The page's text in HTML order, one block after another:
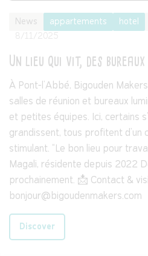
News appartements hotel
Un lieu qui vit, des
À Pont-l’Abbé, Bigouden
salles de réunion et bureaux
et petites équipes. Ici, certains
grandissent, tous profitent d’un
stimulant. “Le bon lieu pour
Magali, résidente depuis 2022
prochainement. 📩 Contact &
bonjour@bigoudenmakers.com
Discover